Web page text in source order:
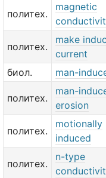
политех.
magnetic
политех.
make
current
биол. man-
политех.
man-
erosion
политех.
motionally
induced
политех.
n-type